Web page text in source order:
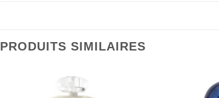
PRODUITS SIMILAIRES